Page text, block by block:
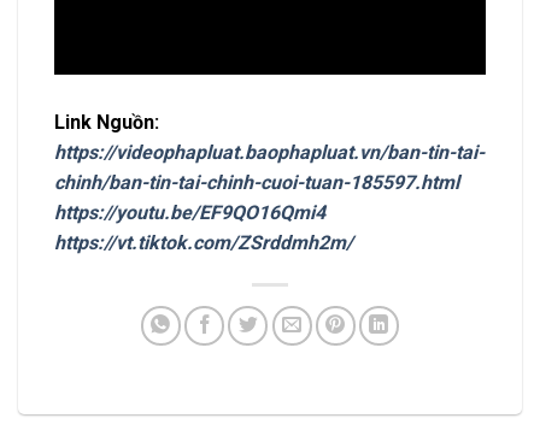
Link Nguồn:
https://videophapluat.baophapluat.vn/ban-tin-tai-
chinh/ban-tin-tai-chinh-cuoi-tuan-185597.html
https://youtu.be/EF9QO16Qmi4
https://vt.tiktok.com/ZSrddmh2m/